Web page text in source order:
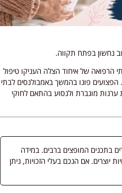
נחשון בפתח תקווה.
הרפואה של איחוד הצלה העניקו טיפול
נפצעו כולם באורח קל. הפצועים פונו בהמשך באמבולנסים לבתי
ערנות מוגברת ולנסוע בהתאם לחוקי
בתכנים המופצים ברבים. במידה
ידוע, השימוש נעשה לפי סעיף 27א לחוק זכויות יוצרים. אם הנכם בעלי הזכויות, ניתן